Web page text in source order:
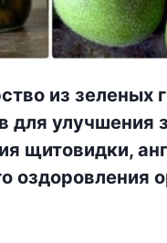
из зеленых
для улучшения
щитовидки,
оздоровления